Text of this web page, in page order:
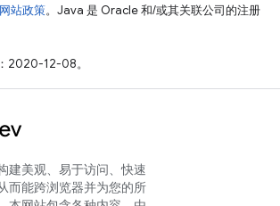
站政策。Java 是 Oracle 和/或其关联公司的注册
2020-12-08。
建美观、易于访问、快速
而能跨浏览器并为您的所